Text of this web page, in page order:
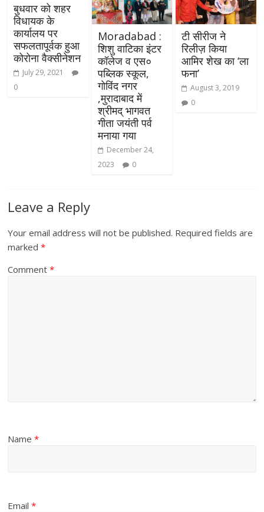
बुधवार को शहर
विधायक के
कार्यालय पर
सफलतापूर्वक हुआ
कोरोना वैक्सीनेशन
July 29, 2021
0
Moradabad :
शिशु वाटिका इंटर
कॉलेज व एस०
पब्लिक स्कूल,
गोविंद नगर
,मुरादाबाद में
श्रीमद् भागवत
गीता जयंती पर्व
मनाया गया
December 24,
2023
0
टी सीरीज ने
रिलीज़ किया
आमिर शेख का ‘ला
फना’
August 3, 2019
0
Leave a Reply
Your email address will not be published. Required fields are
marked*
Comment*
Name*
Email*